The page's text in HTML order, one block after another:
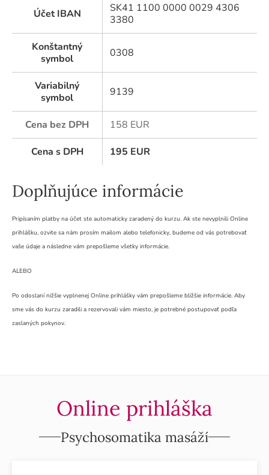
Účet IBAN
SK41 1100 0000 0029 4306
3380
Konštantný
symbol
0308
Variabilný
symbol
9139
Cena bez DPH 158 EUR
Cena s DPH 195 EUR
Doplňujúce informácie
Pripísaním platby na účet ste automaticky zaradený do kurzu. Ak ste nevyplnili Online
prihlášku, ozvite sa nám prosím mailom alebo telefonicky, budeme od vás potrebovať
vaše údaje a následne vám prepošleme všetky informácie.
ALEBO
Po odoslaní nižšie vyplnenej Online prihlášky vám prepošleme bližšie informácie. Aby
sme vás do kurzu zaradili a rezervovali vám miesto, je potrebné postupovať podľa
zaslaných pokynov.
Online prihláška
Psychosomatika masáží